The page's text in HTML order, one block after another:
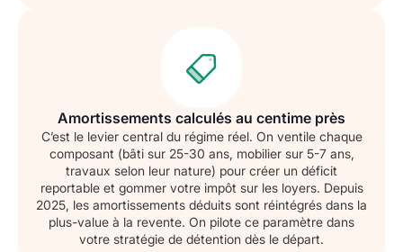
Amortissements calculés au centime près
C’est le levier central du régime réel. On ventile chaque
composant (bâti sur 25-30 ans, mobilier sur 5-7 ans,
travaux selon leur nature) pour créer un déficit
reportable et gommer votre impôt sur les loyers. Depuis
2025, les amortissements déduits sont réintégrés dans la
plus-value à la revente. On pilote ce paramètre dans
votre stratégie de détention dès le départ.